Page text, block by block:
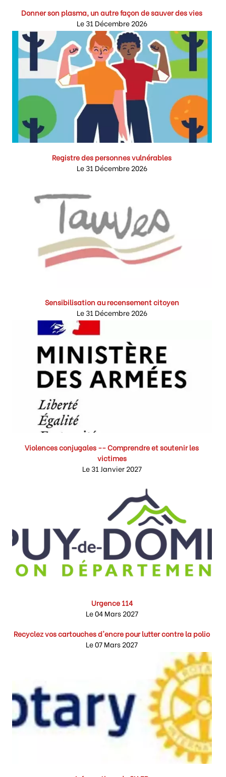
Donner son plasma, un autre façon de sauver des vies
Le 31 Décembre 2026
Registre des personnes vulnérables
Le 31 Décembre 2026
Sensibilisation au recensement citoyen
Le 31 Décembre 2026
Violences conjugales -- Comprendre et soutenir les
victimes
Le 31 Janvier 2027
Urgence 114
Le 04 Mars 2027
Recyclez vos cartouches d'encre pour lutter contre la polio
Le 07 Mars 2027